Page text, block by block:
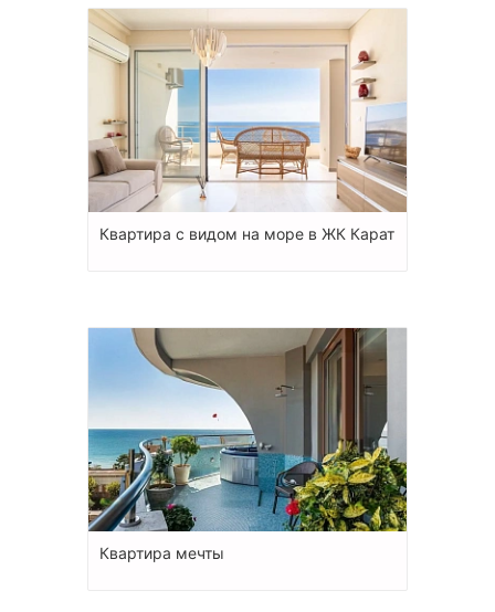
Квартира с видом на море в ЖК Карат
Квартира мечты